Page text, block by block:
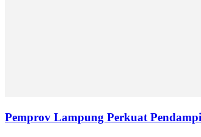
Pemprov Lampung Perkuat